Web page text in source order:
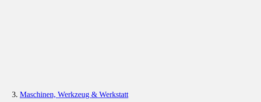
Maschinen, Werkzeug & Werkstatt